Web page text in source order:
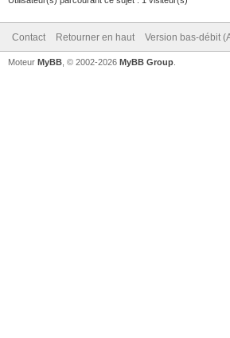
Contact Retourner en haut Version bas-débit
Moteur MyBB , © 2002-2026 MyBB Group